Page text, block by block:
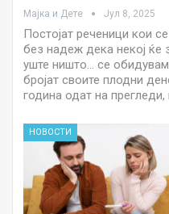
Мајка и Дете Јул 8, 2025
Постојат реченици кои
без надеж дека некој ќе
уште ништо… се
бројат своите плодни
година одат на
НОВОСТИ